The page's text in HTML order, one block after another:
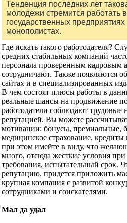
Тенденция последних лет
молодежи стремится работать
государственных
монополистах.
Где искать такого работодателя?
средних стабильных компаний
персонала проверенным кадровым
сотрудничают. Также появляются
сайтах и в специализированных
В чем состоят плюсы работы в
реальные шансы на продвижение
работодатели соблюдают трудовые
репутацией. Вы можете
мотивации: бонусы, премиальные,
медицинское страхование,
при этом имейте в виду, что
много, отсюда жесткие условия при
требования, испытательный срок.
репутацию, придется приложить
крупная компания с развитой
сотрудниками и соискателями.
Мал да удал